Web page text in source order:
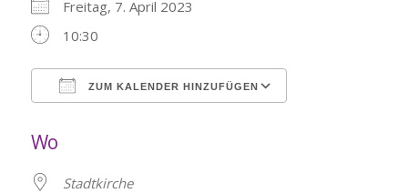
Freitag, 7. April 2023
10:30
ZUM KALENDER HINZUFÜGEN
Wo
Stadtkirche